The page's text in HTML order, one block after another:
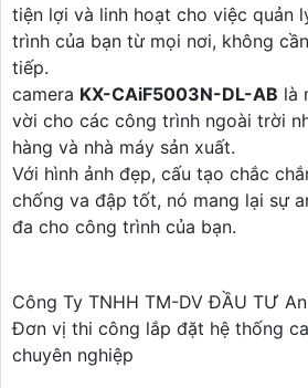
tiện lợi và linh hoạt cho việc quản
trình của bạn từ mọi nơi, không
tiếp.
camera KX-CAiF5003N-DL-AB là
vời cho các công trình ngoài trời
hàng và nhà máy sản xuất.
Với hình ảnh đẹp, cấu tạo chắc
chống va đập tốt, nó mang lại sự
đa cho công trình của bạn.
Công Ty TNHH TM-DV ĐẦU TƯ
Đơn vị thi công lắp đặt hệ thống
chuyên nghiệp